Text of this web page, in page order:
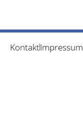
KontaktImpressum